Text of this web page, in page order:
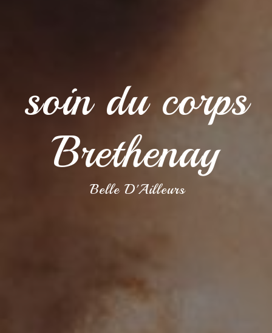
soin du corps
Brethenay
Belle D'Ailleurs